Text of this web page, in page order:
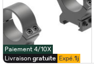
Paiement 4/10X
Livraison gratuite Expé.1j